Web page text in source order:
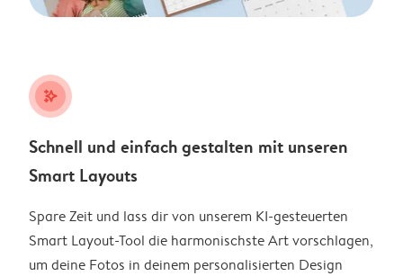
stars_plus
Schnell und einfach gestalten mit unseren
Smart Layouts
Spare Zeit und lass dir von unserem KI-gesteuerten
Smart Layout-Tool die harmonischste Art vorschlagen,
um deine Fotos in deinem personalisierten Design